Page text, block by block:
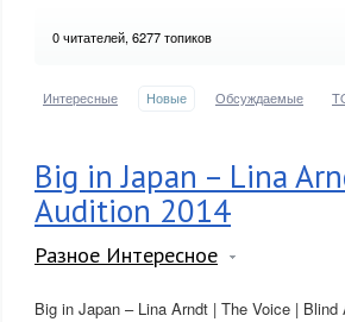
0читателей, 6277 топиков
Интересные Новые Обсуждаемые
Big in Japan – Lina
Audition 2014
Разное Интересное
Big in Japan – Lina Arndt | The Voice | Blind